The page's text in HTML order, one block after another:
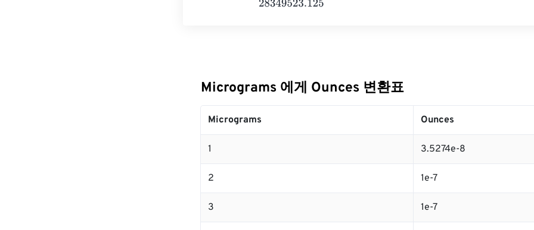
Micrograms 에게 Ounces 변환표
Micrograms Ounces
1 3.5274e-8
2 1e-7
3 1e-7